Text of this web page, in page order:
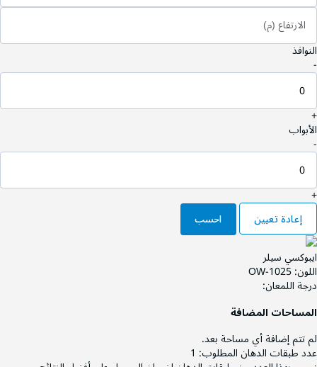
الارتفاع (م)
النوافذ
-
+
الأبواب
-
+
إعادة تعيين
احسب
ايبوكسي سيلر
اللون:OW-1025
درجة اللمعان:
المساحات المضافة
لم تتم إضافة أي مساحة بعد.
عدد طبقات الدهان المطلوب: 1